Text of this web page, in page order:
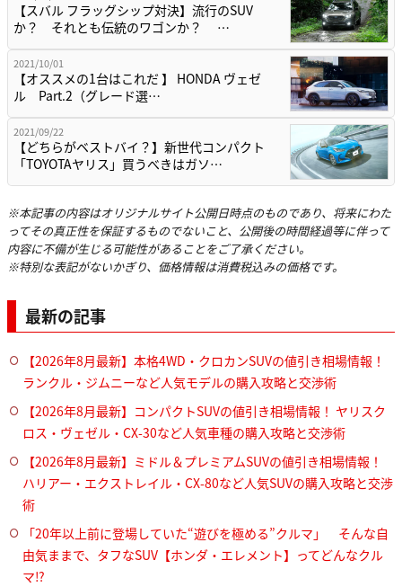
【スバル フラッグシップ対決】流行のSUV
か？ それとも伝統のワゴンか？ …
2021/10/01
【オススメの1台はこれだ 】 HONDA ヴェゼ
ル Part.2（グレード選…
2021/09/22
【どちらがベストバイ？】新世代コンパクト
「TOYOTAヤリス」買うべきはガソ…
※本記事の内容はオリジナルサイト公開日時点のものであり、将来にわた
ってその真正性を保証するものでないこと、公開後の時間経過等に伴って
内容に不備が生じる可能性があることをご了承ください。
※特別な表記がないかぎり、価格情報は消費税込みの価格です。
最新の記事
【2026年8月最新】本格4WD・クロカンSUVの値引き相場情報！
ランクル・ジムニーなど人気モデルの購入攻略と交渉術
【2026年8月最新】コンパクトSUVの値引き相場情報！ ヤリスク
ロス・ヴェゼル・CX-30など人気車種の購入攻略と交渉術
【2026年8月最新】ミドル＆プレミアムSUVの値引き相場情報！
ハリアー・エクストレイル・CX-80など人気SUVの購入攻略と交渉
術
「20年以上前に登場していた“遊びを極める”クルマ」 そんな自
由気ままで、タフなSUV【ホンダ・エレメント】ってどんなクル
マ⁉︎